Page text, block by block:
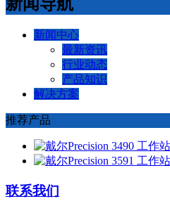
新闻中心
最新资讯
行业动态
产品知识
解决方案
推荐产品
联系我们